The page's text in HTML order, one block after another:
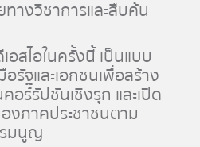
างวิชาการและสืบค้น
สไอในครั้งนี้ เป็นแบบ
รัฐและเอกชนเพื่อสร้าง
ร์รัปชันเชิงรุก และเปิด
ภาคประชาชนตาม
มนูญ